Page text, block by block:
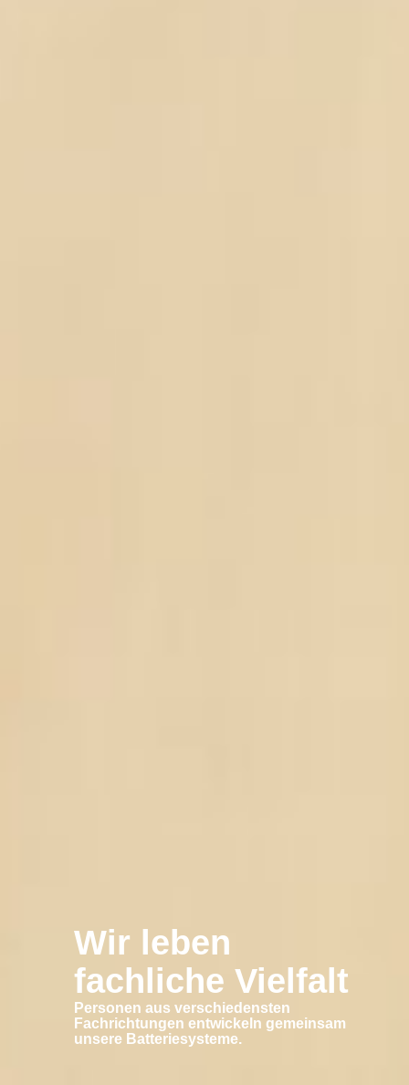
Wir leben
fachliche Vielfalt
Personen aus verschiedensten
Fachrichtungen entwickeln gemeinsam
unsere Batteriesysteme.